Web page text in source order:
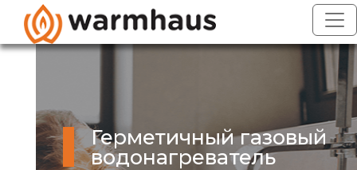
Герметичный газовый
водонагреватель